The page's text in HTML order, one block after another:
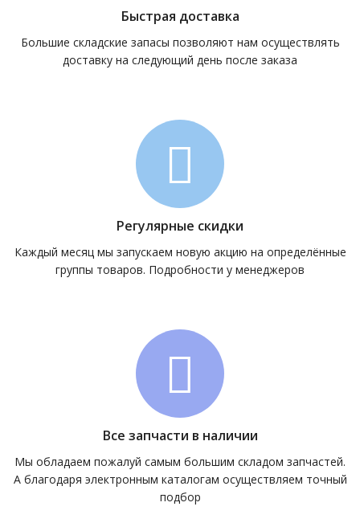
Быстрая доставка
Большие складские запасы позволяют нам осуществлять
доставку на следующий день после заказа
Регулярные скидки
Каждый месяц мы запускаем новую акцию на определённые
группы товаров. Подробности у менеджеров
Все запчасти в наличии
Мы обладаем пожалуй самым большим складом запчастей.
А благодаря электронным каталогам осуществляем точный
подбор